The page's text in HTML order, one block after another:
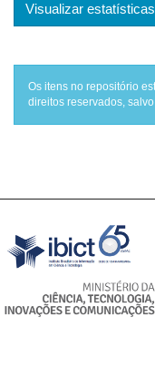
Visualizar estatísticas
Os itens no repositório
direitos reservados,